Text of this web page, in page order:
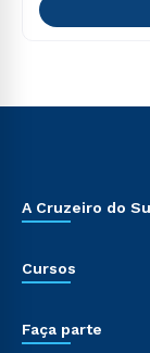
A Cruzeiro do
Cursos
Faça parte